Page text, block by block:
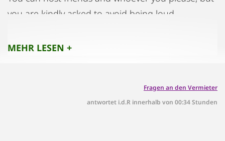
you are kindly asked to avoid being loud,
and the tranquillity of your neighbours.
MEHR LESEN +
Fragen an den Vermieter
antwortet i.d.R innerhalb von 00:34 Stunden